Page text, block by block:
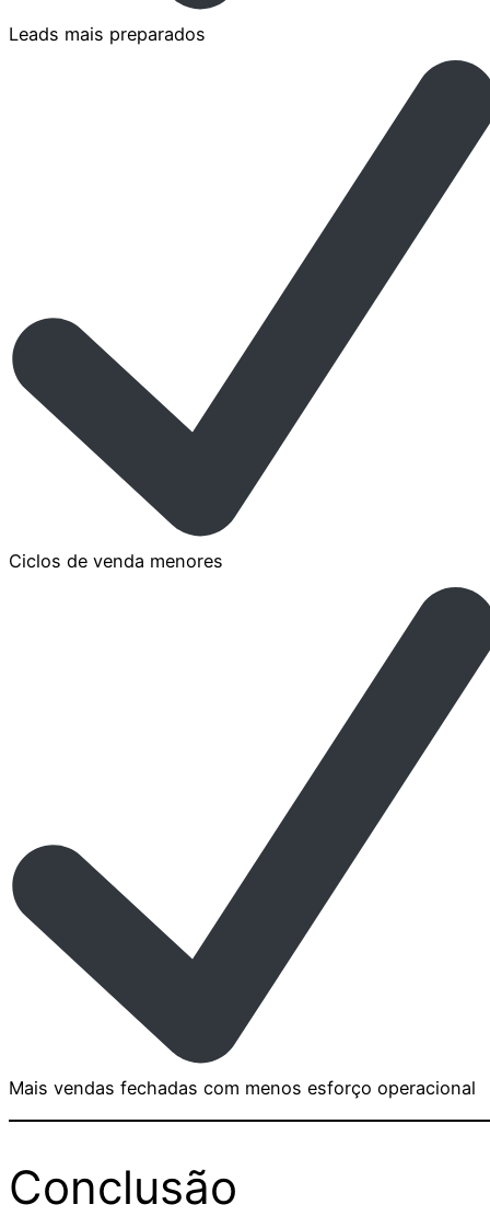
Leads mais preparados
Ciclos de venda menores
Mais vendas fechadas com menos esforço operacional
Conclusão